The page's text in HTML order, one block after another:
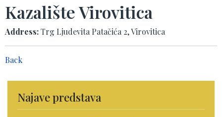
Kazalište Virovitica
Address:Trg Ljudevita Patačića 2, Virovitica
Back
Najave predstava